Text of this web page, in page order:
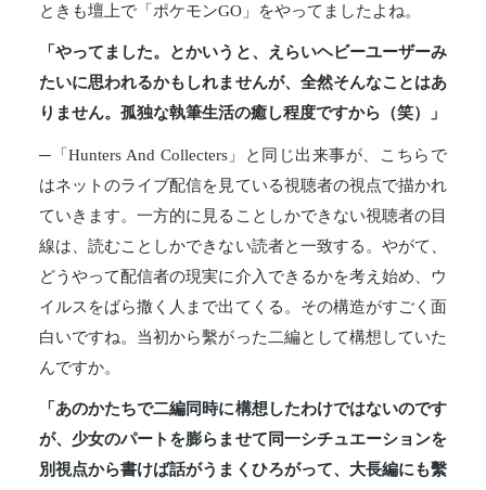
ときも壇上で「ポケモンGO」をやってましたよね。
「やってました。とかいうと、えらいヘビーユーザーみ
たいに思われるかもしれませんが、全然そんなことはあ
りません。孤独な執筆生活の癒し程度ですから（笑）」
─「Hunters And Collecters」と同じ出来事が、こちらで
はネットのライブ配信を見ている視聴者の視点で描かれ
ていきます。一方的に見ることしかできない視聴者の目
線は、読むことしかできない読者と一致する。やがて、
どうやって配信者の現実に介入できるかを考え始め、ウ
イルスをばら撒く人まで出てくる。その構造がすごく面
白いですね。当初から繫がった二編として構想していた
んですか。
「あのかたちで二編同時に構想したわけではないのです
が、少女のパートを膨らませて同一シチュエーションを
別視点から書けば話がうまくひろがって、大長編にも繫